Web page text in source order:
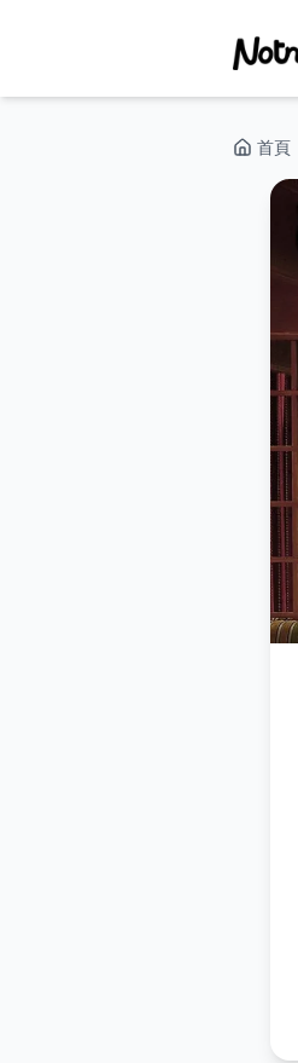
首頁